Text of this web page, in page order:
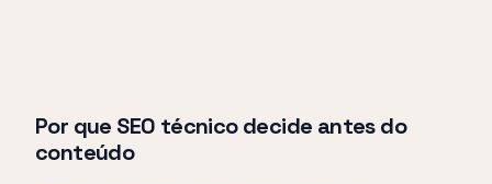
Por que SEO técnico decide antes do
conteúdo